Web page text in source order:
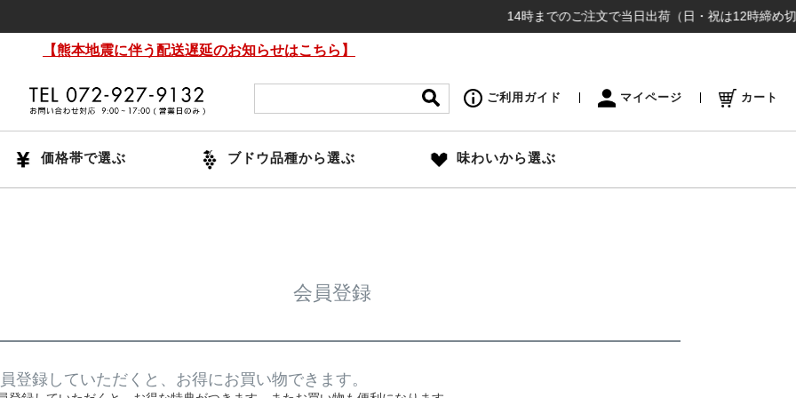
14時までのご注文で当日出荷（日・祝は12時締め切
【熊本地震に伴う配送遅延のお知らせはこちら】
ご利用ガイド マイページ カート
価格帯で選ぶ ブドウ品種から選ぶ 味わいから選ぶ
会員登録
登録していただくと、お得にお買い物できます。